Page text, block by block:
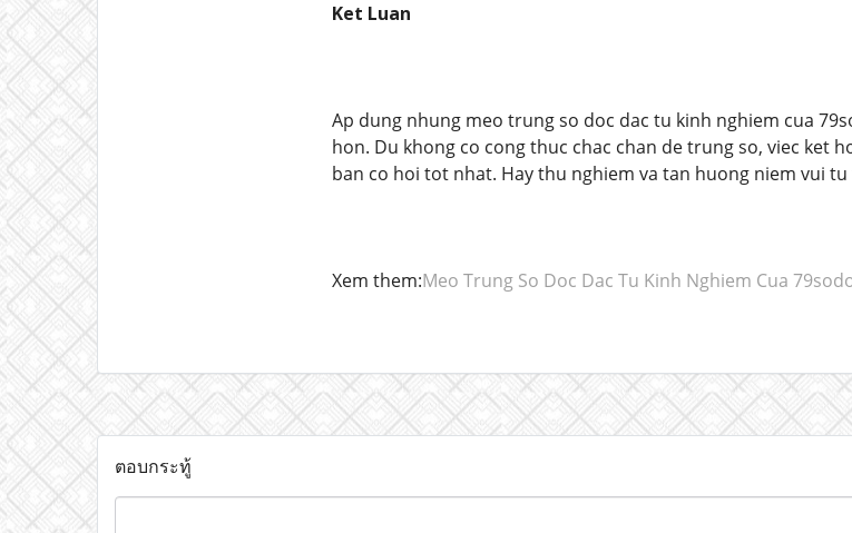
Ket Luan
Ap dung nhung meo trung so doc dac tu kinh nghiem cua
hon. Du khong co cong thuc chac chan de trung so, viec ket
ban co hoi tot nhat. Hay thu nghiem va tan huong niem vui
Xem them:Meo Trung So Doc Dac Tu Kinh Nghiem Cua
ตอบกระทู้